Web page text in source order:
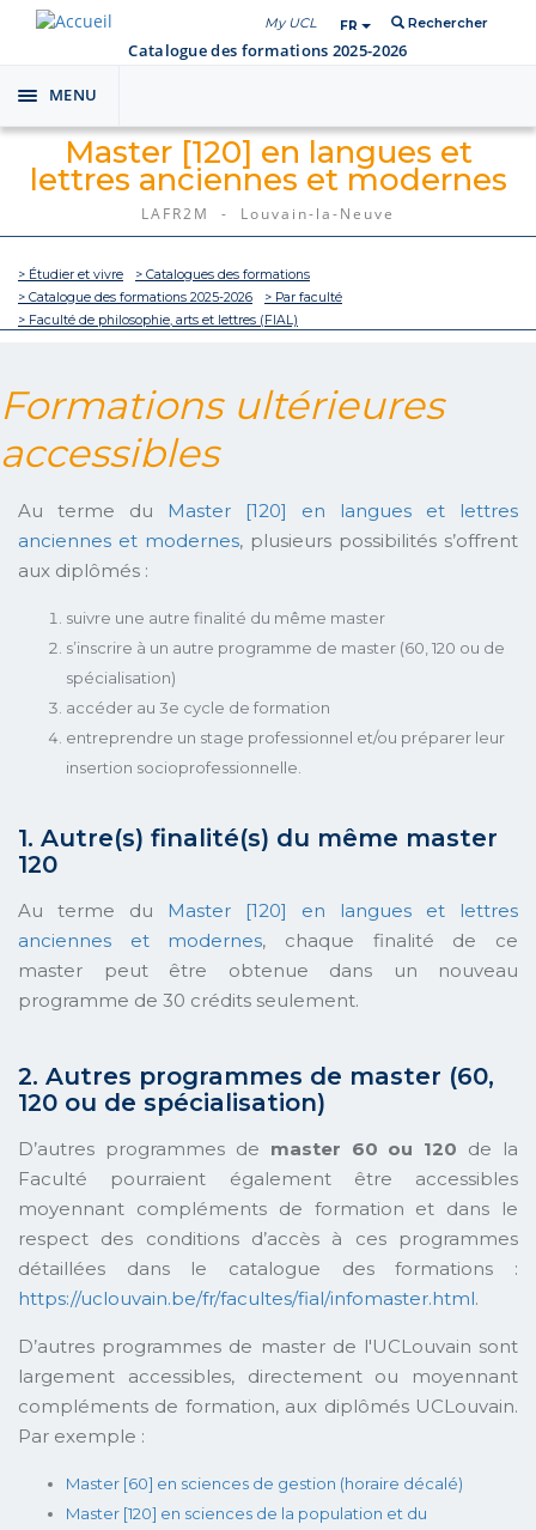
My UCL FR Rechercher
Catalogue des formations 2025-2026
Toggle
navigation
MENU
Master [120] en langues et
lettres anciennes et modernes
LAFR2M - Louvain-la-Neuve
> Étudier et vivre
> Catalogues des formations
> Catalogue des formations 2025-2026
> Par faculté
> Faculté de philosophie, arts et lettres (FIAL)
Formations ultérieures
accessibles
Au terme du Master [120] en langues et lettres
anciennes et modernes, plusieurs possibilités s’offrent
aux diplômés :
suivre une autre finalité du même master
s’inscrire à un autre programme de master (60, 120 ou de
spécialisation)
accéder au 3e cycle de formation
entreprendre un stage professionnel et/ou préparer leur
insertion socioprofessionnelle.
1. Autre(s) finalité(s) du même master
120
Au terme du Master [120] en langues et lettres
anciennes et modernes, chaque finalité de ce
master peut être obtenue dans un nouveau
programme de 30 crédits seulement.
2. Autres programmes de master (60,
120 ou de spécialisation)
D’autres programmes de master 60 ou 120 de la
Faculté pourraient également être accessibles
moyennant compléments de formation et dans le
respect des conditions d’accès à ces programmes
détaillées dans le catalogue des formations :
https://uclouvain.be/fr/facultes/fial/infomaster.html.
D’autres programmes de master de l'UCLouvain sont
largement accessibles, directement ou moyennant
compléments de formation, aux diplômés UCLouvain.
Par exemple :
Master [60] en sciences de gestion (horaire décalé)
Master [120] en sciences de la population et du